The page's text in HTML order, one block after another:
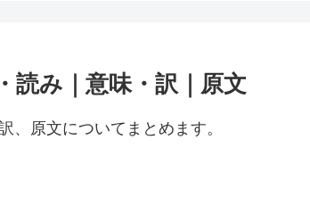
読み｜意味・訳｜原文
、原文についてまとめます。